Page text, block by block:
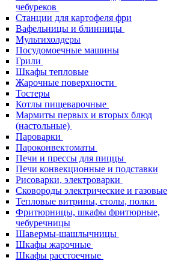
чебуреков
Станции для картофеля фри
Вафельницы и блинницы
Мультихолдеры
Посудомоечные машины
Грили
Шкафы тепловые
Жарочные поверхности
Тостеры
Котлы пищеварочные
Мармиты первых и вторых блюд
(настольные)
Пароварки
Пароконвектоматы
Печи и прессы для пиццы
Печи конвекционные и подставки
Рисоварки, электроварки
Сковороды электрические и газовые
Тепловые витрины, столы, полки
Фритюрницы, шкафы фритюрные,
чебуречницы
Шавермы-шашлычницы
Шкафы жарочные
Шкафы расстоечные